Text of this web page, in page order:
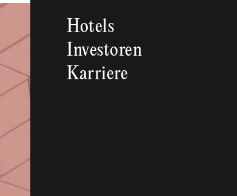
Hotels
Investoren
Karriere